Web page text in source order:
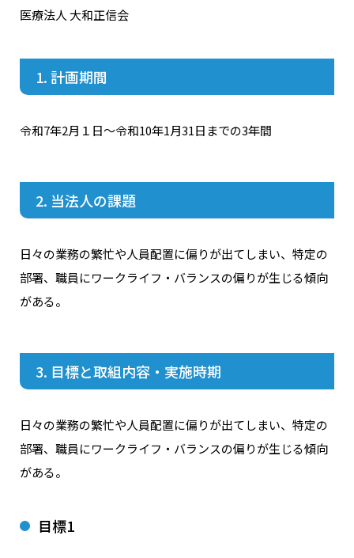
医療法人 大和正信会
1. 計画期間
令和7年2月１日～令和10年1月31日までの3年間
2. 当法人の課題
日々の業務の繁忙や人員配置に偏りが出てしまい、特定の
部署、職員にワークライフ・バランスの偏りが生じる傾向
がある。
3. 目標と取組内容・実施時期
日々の業務の繁忙や人員配置に偏りが出てしまい、特定の
部署、職員にワークライフ・バランスの偏りが生じる傾向
がある。
目標1